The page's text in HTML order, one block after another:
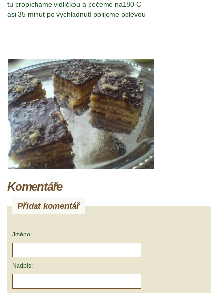
tu propícháme vidličkou a pečeme na180 C
asi 35 minut po vychladnutí polijeme polevou
Komentáře
Přidat komentář
Jméno:
Nadpis: